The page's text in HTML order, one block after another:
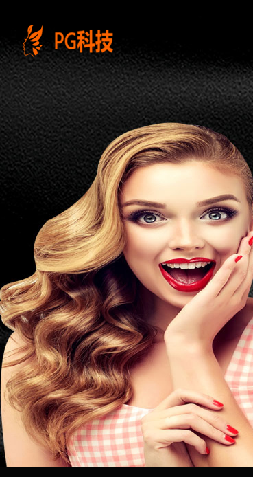
PG
电
子
控
股
有
限
公
司-
云
南
昆
明
专
业
美
发